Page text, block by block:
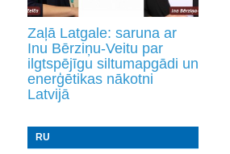
Zaļā Latgale: saruna ar
Inu Bērziņu-Veitu par
ilgtspējīgu siltumapgādi un
enerģētikas nākotni
Latvijā
RU